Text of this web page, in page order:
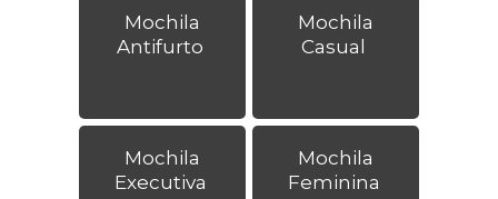
Mochila
Antifurto
Mochila
Casual
Mochila
Executiva
Mochila
Feminina